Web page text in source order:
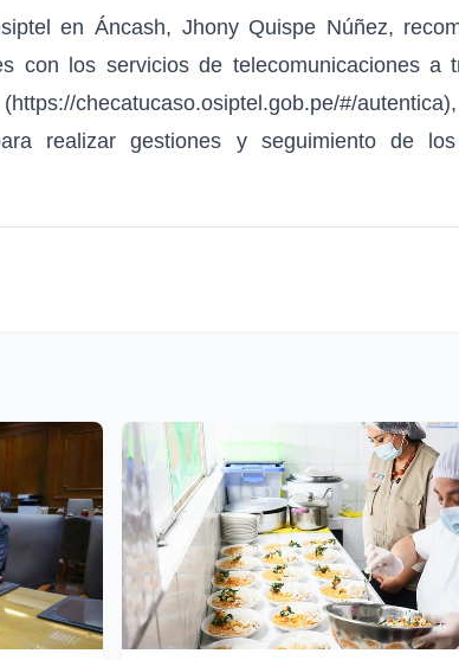
en Áncash, Jhony Quispe Núñez,
con los servicios de telecomunicaciones a
checatucaso.osiptel.gob.pe/#/
realizar gestiones y seguimiento de los